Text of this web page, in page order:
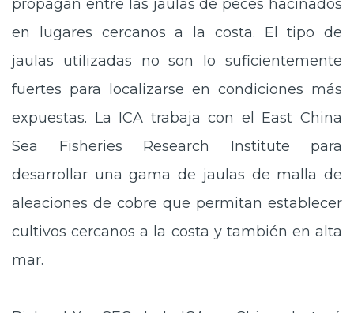
propagan entre las jaulas de peces hacinados
en lugares cercanos a la costa. El tipo de
jaulas utilizadas no son lo suficientemente
fuertes para localizarse en condiciones más
expuestas. La ICA trabaja con el East China
Sea Fisheries Research Institute para
desarrollar una gama de jaulas de malla de
aleaciones de cobre que permitan establecer
cultivos cercanos a la costa y también en alta
mar.